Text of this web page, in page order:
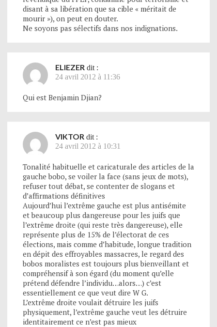
disant à sa libération que sa cible « méritait de
mourir »), on peut en douter.
Ne soyons pas sélectifs dans nos indignations.
ELIEZER dit :
24 avril 2012 à 11:36
Qui est Benjamin Djian?
VIKTOR dit :
24 avril 2012 à 10:31
Tonalité habituelle et caricaturale des articles de la
gauche bobo, se voiler la face (sans jeux de mots),
refuser tout débat, se contenter de slogans et
d’affirmations définitives
Aujourd’hui l’extrême gauche est plus antisémite
et beaucoup plus dangereuse pour les juifs que
l’extrême droite (qui reste très dangereuse), elle
représente plus de 15% de l’électorat de ces
élections, mais comme d’habitude, longue tradition
en dépit des effroyables massacres, le regard des
bobos moralistes est toujours plus bienveillant et
compréhensif à son égard (du moment qu’elle
prétend défendre l’individu…alors…) c’est
essentiellement ce que veut dire W G.
L’extrême droite voulait détruire les juifs
physiquement, l’extrême gauche veut les détruire
identitairement ce n’est pas mieux